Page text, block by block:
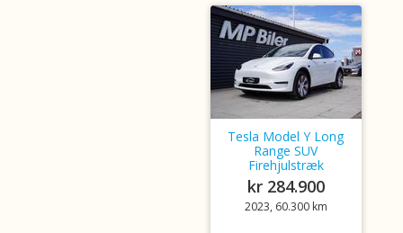
Tesla Model Y Long
Range SUV
Firehjulstræk
kr 284.900
2023, 60.300 km